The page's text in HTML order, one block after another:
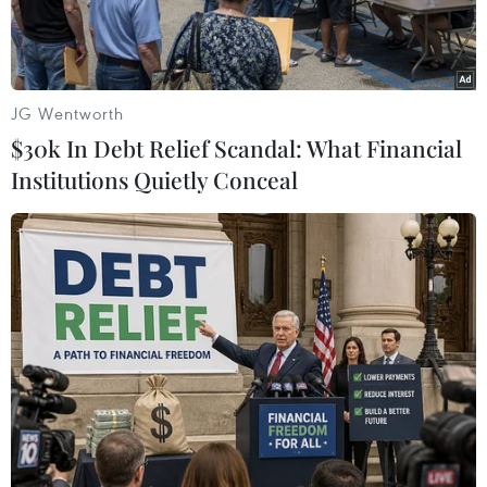
Hành khách đến từ chuyến bay đầu tiên khai trương đường bay
mới Doha-Đà Nẵng. (Ảnh: Trần Lê Lâm/TTXVN)
Chiều 19/12, Sở Du lịch thành phố Đà Nẵng phối
hợp với Hãng Hàng không Qatar Airways tổ
chức Lễ đón chuyến bay đầu tiên từ Doha
JG Wentworth
$30k In Debt Relief Scandal: What Financial
Institutions Quietly Conceal